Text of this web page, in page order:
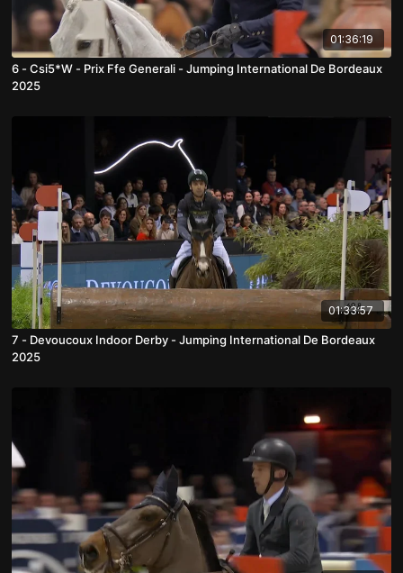
01:36:19
6 - Csi5*W - Prix Ffe Generali - Jumping International De Bordeaux
2025
01:33:57
7 - Devoucoux Indoor Derby - Jumping International De Bordeaux
2025